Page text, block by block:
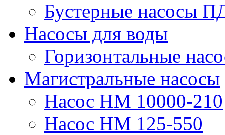
Бустерные насосы
Насосы для воды
Горизонтальные
Магистральные насосы
Насос НМ 10000-210
Насос НМ 125-550